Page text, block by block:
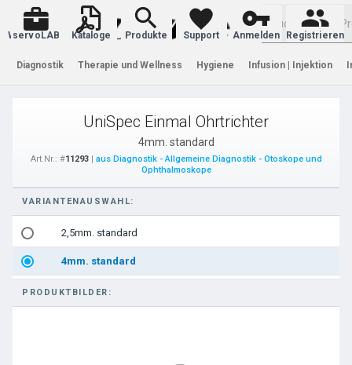
Warenkorb
servoLAB Kataloge Produkte Support Anmelden Registrieren
Diagnostik Therapie und Wellness Hygiene Infusion | Injektion
UniSpec Einmal Ohrtrichter
4mm. standard
Art.Nr.: #11293| aus Diagnostik - Allgemeine Diagnostik - Otoskope und
Ophthalmoskope
VARIANTENAUSWAHL:
2,5mm. standard
4mm. standard
PRODUKTBILDER: